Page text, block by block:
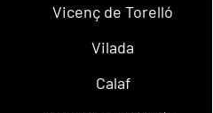
Vicenç de Torelló
Vilada
Calaf